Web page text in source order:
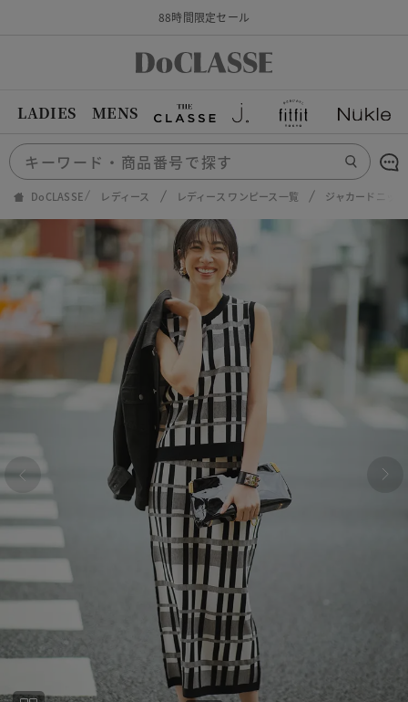
88時間限定セール
LADIES MENS
DoCLASSE レディース レディース ワンピース一覧 ジャカードニッ